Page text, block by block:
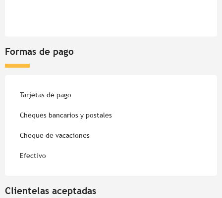
Formas de pago
Tarjetas de pago
Cheques bancarios y postales
Cheque de vacaciones
Efectivo
Clientelas aceptadas